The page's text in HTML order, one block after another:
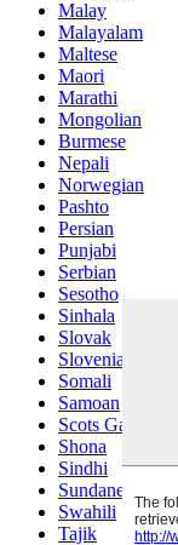
Malay
Malayalam
Maltese
Maori
Marathi
Mongolian
Burmese
Nepali
Norwegian
Pashto
Persian
Punjabi
Serbian
Sesotho
Sinhala
Slovak
Slovenian
Somali
Samoan
Scots Gaelic
Shona
Sindhi
Sundanese
Swahili
Tajik